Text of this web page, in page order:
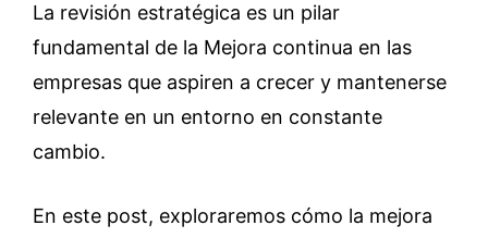
La revisión estratégica es un pilar
fundamental de la Mejora continua en las
empresas que aspiren a crecer y mantenerse
relevante en un entorno en constante
cambio.
En este post, exploraremos cómo la mejora